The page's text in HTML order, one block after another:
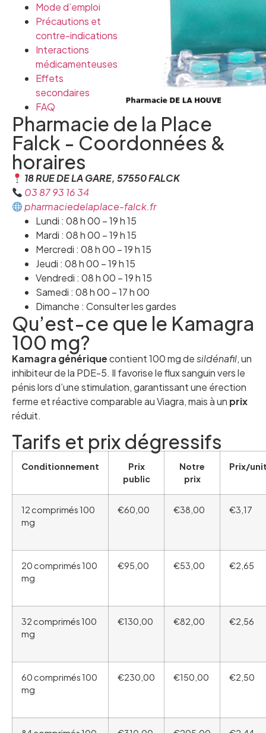
Mode d’emploi
Précautions et
contre-indications
Interactions
médicamenteuses
Effets
secondaires
FAQ
Pharmacie de la Place
Falck - Coordonnées &
horaires
18 RUE DE LA GARE, 57550 FALCK
03 87 93 16 34
pharmaciedelaplace-falck.fr
Lundi : 08 h 00 – 19 h 15
Mardi : 08 h 00 – 19 h 15
Mercredi : 08 h 00 – 19 h 15
Jeudi : 08 h 00 – 19 h 15
Vendredi : 08 h 00 – 19 h 15
Samedi : 08 h 00 – 17 h 00
Dimanche : Consulter les gardes
Qu’est-ce que le Kamagra
100 mg?
Kamagra génériquecontient 100 mg desildénafil, un
inhibiteur de la PDE-5. Il favorise le flux sanguin vers le
pénis lors d’une stimulation, garantissant une érection
ferme et réactive comparable au Viagra, mais à un prix
réduit.
Tarifs et prix dégressifs
Conditionnement
Prix
public
Notre
prix
Prix/
12 comprimés 100
mg
€60,00 €38,00 €3,17
20 comprimés 100
mg
€95,00 €53,00 €2,65
32 comprimés 100
mg
€130,00 €82,00 €2,56
60 comprimés 100
mg
€230,00 €150,00 €2,50